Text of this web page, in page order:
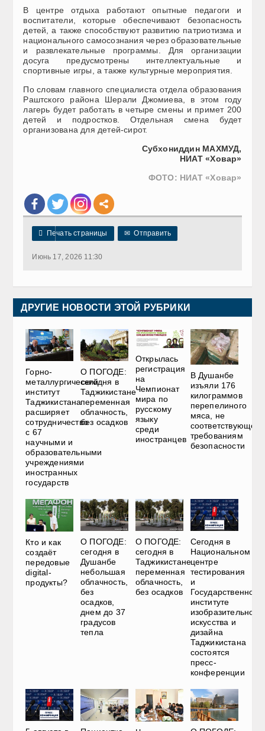
В центре отдыха работают опытные педагоги и
воспитатели, которые обеспечивают безопасность
детей, а также способствуют развитию патриотизма и
национального самосознания через образовательные
и развлекательные программы. Для организации
досуга предусмотрены интеллектуальные и
спортивные игры, а также культурные мероприятия.
По словам главного специалиста отдела образования
Раштского района Шерали Джомиева, в этом году
лагерь будет работать в четыре смены и примет 200
детей и подростков. Отдельная смена будет
организована для детей-сирот.
Субхониддин МАХМУД,
НИАТ «Ховар»
ФОТО: НИАТ «Ховар»
 Печать страницы ✉ Отправить
Июнь 17, 2026 11:30
ДРУГИЕ НОВОСТИ ЭТОЙ РУБРИКИ
Горно-
металлургический
институт
Таджикистана
расширяет
сотрудничество
с 67
научными и
образовательными
учреждениями
иностранных
государств
О ПОГОДЕ:
сегодня в
Таджикистане
переменная
облачность,
без осадков
Открылась
регистрация
на
Чемпионат
мира по
русскому
языку
среди
иностранцев
В Душанбе
изъяли 176
килограммов
перепелиного
мяса, не
соответствующего
требованиям
безопасности
Кто и как
создаёт
передовые
digital-
продукты?
О ПОГОДЕ:
сегодня в
Душанбе
небольшая
облачность,
без
осадков,
днем до 37
градусов
тепла
О ПОГОДЕ:
сегодня в
Таджикистане
переменная
облачность,
без осадков
Сегодня в
Национальном
центре
тестирования
и
Государственном
институте
изобразительного
искусства и
дизайна
Таджикистана
состоятся
пресс-
конференции